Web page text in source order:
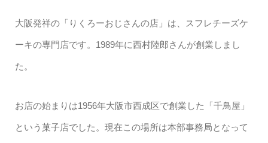
大阪発祥の「りくろーおじさんの店」は、スフレチーズケ
ーキの専門店です。1989年に西村陸郎さんが創業しまし
た。
お店の始まりは1956年大阪市西成区で創業した「千鳥屋」
という菓子店でした。現在この場所は本部事務局となって